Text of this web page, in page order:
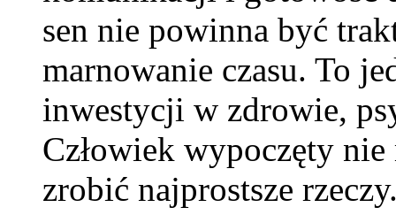
sen nie powinna być
marnowanie czasu. To
inwestycji w zdrowie,
Człowiek wypoczęty
zrobić najprostsze